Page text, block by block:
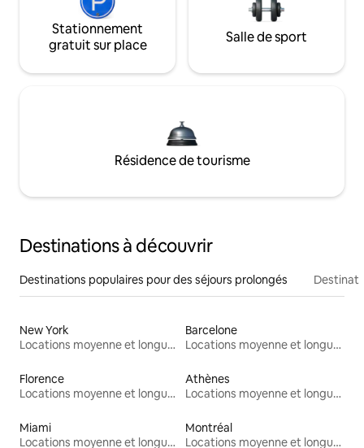
Stationnement
gratuit sur place
Salle de sport
Résidence de tourisme
Destinations à découvrir
Destinations populaires pour des séjours prolongés
New York
Locations moyenne et longue durée
Barcelone
Locations moyenne et longue durée
Florence
Locations moyenne et longue durée
Athènes
Locations moyenne et longue durée
Miami
Locations moyenne et longue durée
Montréal
Locations moyenne et longue durée